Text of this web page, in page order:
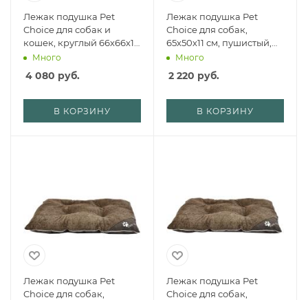
Лежак подушка Pet
Choice для собак и
кошек, круглый 66х66х15
см, меховой, бежевый
Много
4 080 руб.
В КОРЗИНУ
Лежак подушка Pet
Choice для собак,
65х50х11 см, пушистый,
коричневый
Много
2 220 руб.
В КОРЗИНУ
Лежак подушка Pet
Choice для собак,
Лежак подушка Pet
Choice для собак,